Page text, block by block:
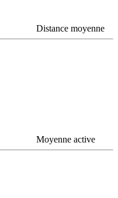
Distance moyenne
Moyenne active